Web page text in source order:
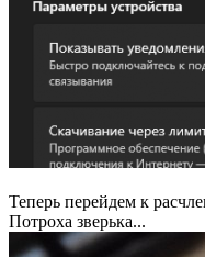
Теперь перейдем к
Потроха зверька...